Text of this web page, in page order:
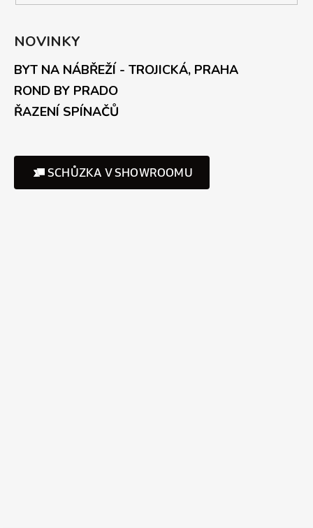
NOVINKY
BYT NA NÁBŘEŽÍ - TROJICKÁ, PRAHA
ROND BY PRADO
ŘAZENÍ SPÍNAČŮ
SCHŮZKA V SHOWROOMU